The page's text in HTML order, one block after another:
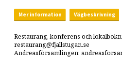
Mer information Vägbeskrivning
Restaurang, konferens och
restaurang@fjallstugan.se
Andreasförsamlingen: